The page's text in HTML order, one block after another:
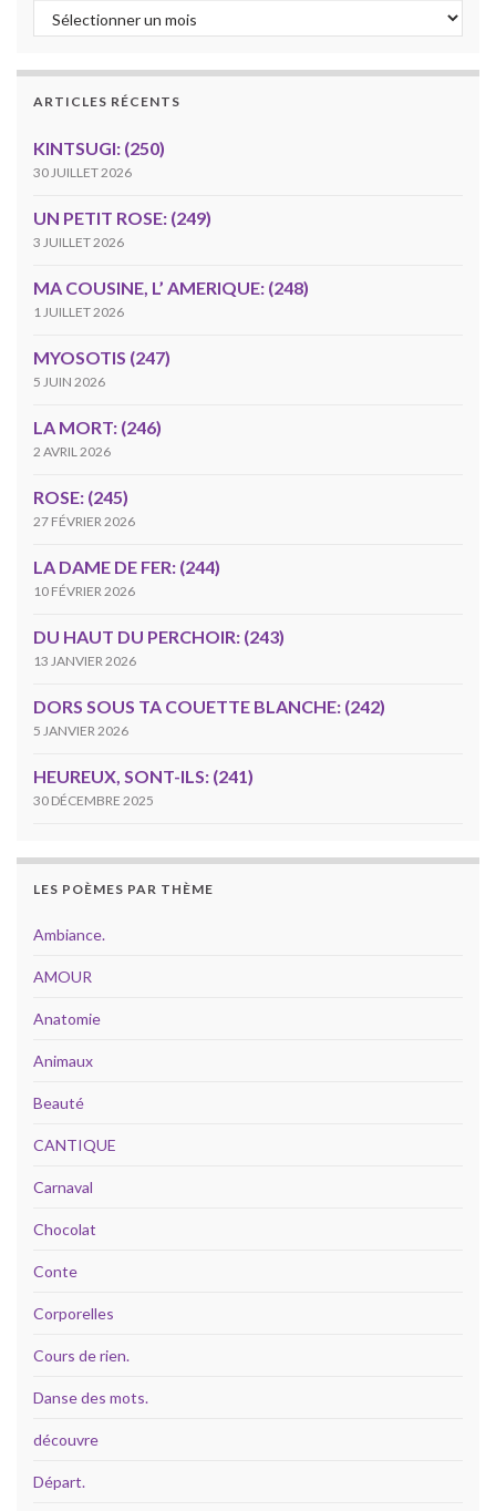
Les archives
ARTICLES RÉCENTS
KINTSUGI: (250)
30 JUILLET 2026
UN PETIT ROSE: (249)
3 JUILLET 2026
MA COUSINE, L’ AMERIQUE: (248)
1 JUILLET 2026
MYOSOTIS (247)
5 JUIN 2026
LA MORT: (246)
2 AVRIL 2026
ROSE: (245)
27 FÉVRIER 2026
LA DAME DE FER: (244)
10 FÉVRIER 2026
DU HAUT DU PERCHOIR: (243)
13 JANVIER 2026
DORS SOUS TA COUETTE BLANCHE: (242)
5 JANVIER 2026
HEUREUX, SONT-ILS: (241)
30 DÉCEMBRE 2025
LES POÈMES PAR THÈME
Ambiance.
AMOUR
Anatomie
Animaux
Beauté
CANTIQUE
Carnaval
Chocolat
Conte
Corporelles
Cours de rien.
Danse des mots.
découvre
Départ.